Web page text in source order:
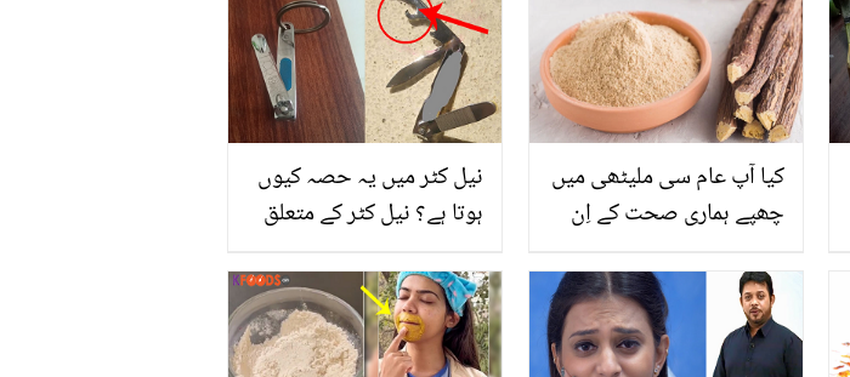
نیل کٹر میں یہ حصہ کیوں
ہوتا ہے؟ نیل کٹر کے متعلق
آپ کی پریشانی بھی حل
ہوسکتی ہے
کیا آپ عام سی ملیٹھی میں
چھپے ہماری صحت کے اِن
بارے میں جانتے ہیں؟